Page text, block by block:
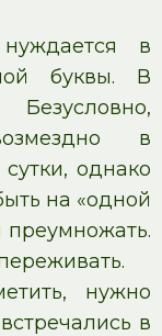
в
буквы. В
в
однако
на «одной
преумножать.
нужно
в